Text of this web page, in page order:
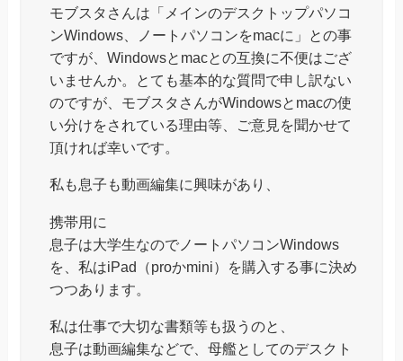
モブスタさんは「メインのデスクトップパソコ
ンWindows、ノートパソコンをmacに」との事
ですが、Windowsとmacとの互換に不便はござ
いませんか。とても基本的な質問で申し訳ない
のですが、モブスタさんがWindowsとmacの使
い分けをされている理由等、ご意見を聞かせて
頂ければ幸いです。
私も息子も動画編集に興味があり、
携帯用に
息子は大学生なのでノートパソコンWindows
を、私はiPad（proかmini）を購入する事に決め
つつあります。
私は仕事で大切な書類等も扱うのと、
息子は動画編集などで、母艦としてのデスクト